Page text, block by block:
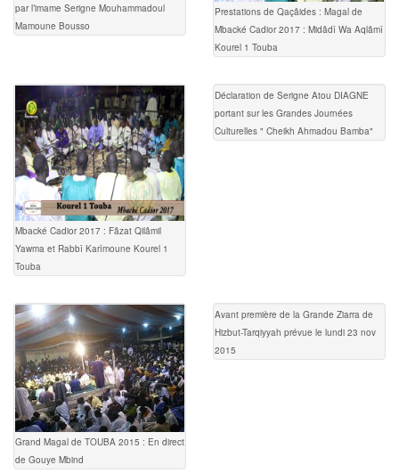
par l’imame Serigne Mouhammadoul
Mamoune Bousso
Prestations de Qaçâides : Magal de
Mbacké Cadior 2017 : Midâdî Wa Aqlâmî
Kourel 1 Touba
Mbacké Cadior 2017 : Fâzat Qilâmil
Yawma et Rabbî Karîmoune Kourel 1
Touba
Déclaration de Serigne Atou DIAGNE
portant sur les Grandes Journées
Culturelles " Cheikh Ahmadou Bamba"
Grand Magal de TOUBA 2015 : En direct
de Gouye Mbind
Avant première de la Grande Ziarra de
Hizbut-Tarqiyyah prévue le lundi 23 nov
2015